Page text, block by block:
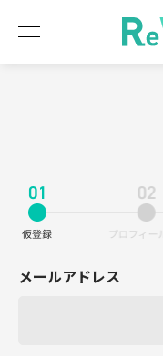
メールアドレス